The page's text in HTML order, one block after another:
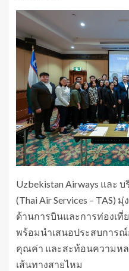
Uzbekistan Airways และ
(Thai Air Services –
ด้านการบินและการท่องเที่
พร้อมนำเสนอประสบการณ์
คุณค่า และสะท้อนความห
เส้นทางสายไหม